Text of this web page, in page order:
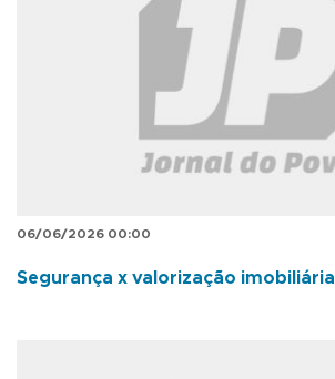
06/06/2026 00:00
Segurança x valorização imobiliária